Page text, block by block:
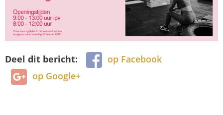
Deel dit bericht:
op Facebook
op Google+